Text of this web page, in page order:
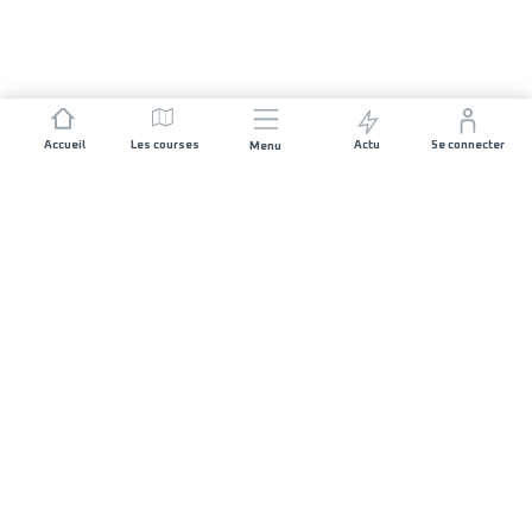
Accueil Les courses Menu Actu Se connecter